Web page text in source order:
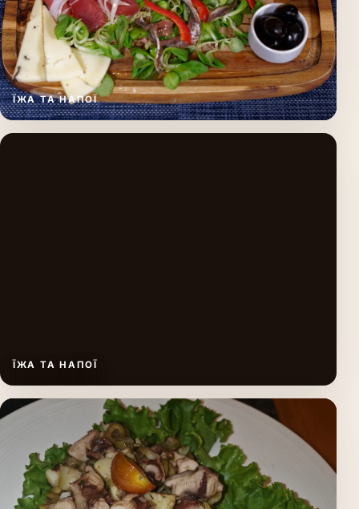
ЇЖА ТА НАПОЇ
ЇЖА ТА НАПОЇ